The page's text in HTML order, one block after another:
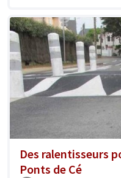
Des ralentisseurs
Ponts de Cé